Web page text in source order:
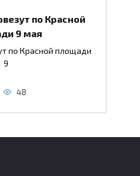
по Красной
9 мая
по Красной площади
9
48